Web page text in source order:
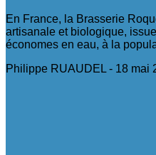
En France, la Brasserie
artisanale et biologique,
économes en eau, à la
Philippe RUAUDEL
18 mai